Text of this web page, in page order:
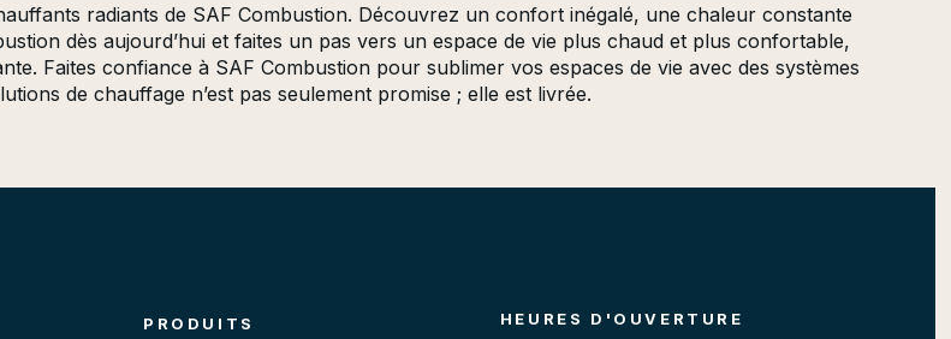
radiants de SAF Combustion. Découvrez un confort inégalé, une chaleur constante
dès aujourd’hui et faites un pas vers un espace de vie plus chaud et plus confortable,
Faites confiance à SAF Combustion pour sublimer vos espaces de vie avec des systèmes
de chauffage n’est pas seulement promise ; elle est livrée.
PRODUITS HEURES D'OUVERTURE